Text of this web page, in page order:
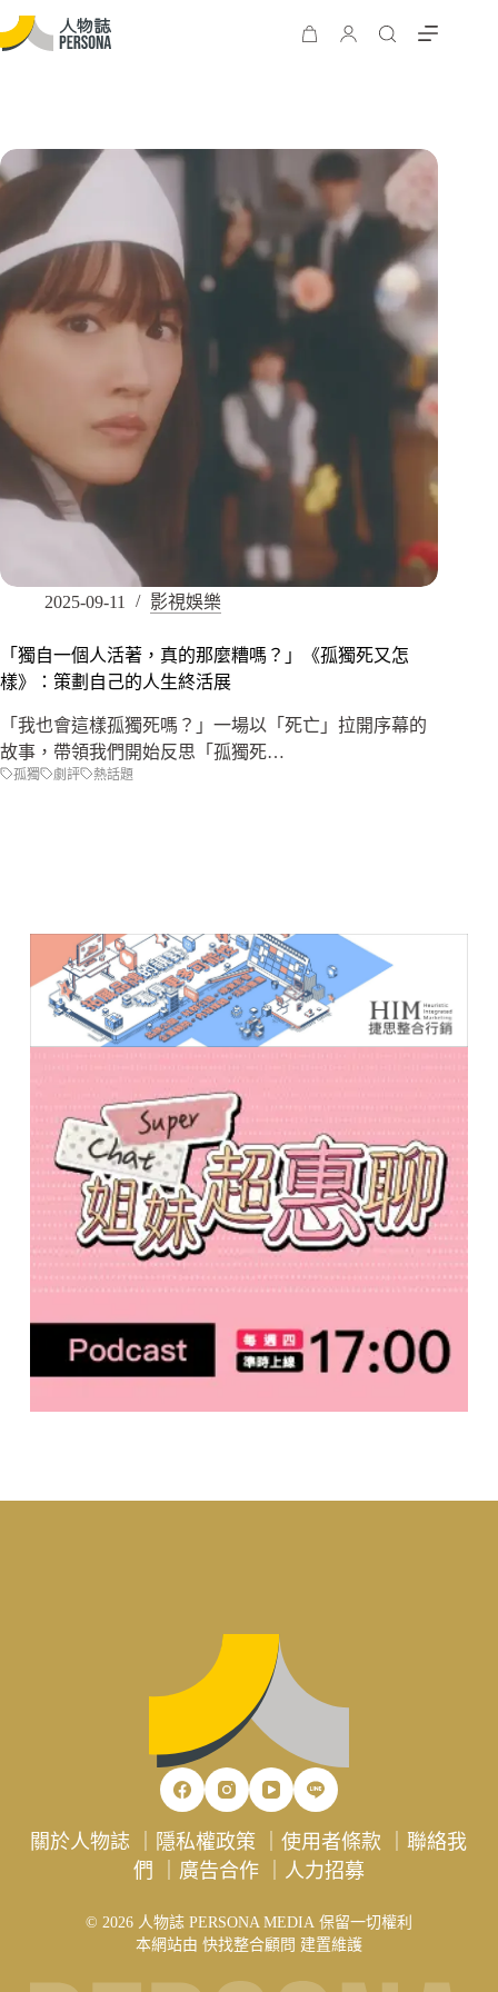
2025-09-11 影視娛樂
「獨自一個人活著，真的那麼糟嗎？」《孤獨死又怎
樣》：策劃自己的人生終活展
「我也會這樣孤獨死嗎？」一場以「死亡」拉開序幕的
故事，帶領我們開始反思「孤獨死…
孤獨 劇評 熱話題
關於人物誌 隱私權政策 ｜使用者條款 ｜聯絡我
們
廣告合作｜ 人力招募
© 2026 人物誌 PERSONA MEDIA 保留一切權利
本網站由 快找整合顧問 建置維護